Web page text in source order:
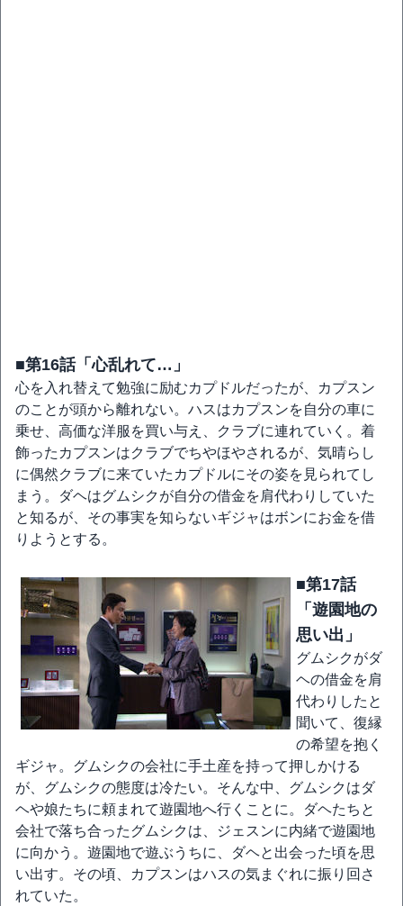
■第16話「心乱れて…」
心を入れ替えて勉強に励むカプドルだったが、カプスン
のことが頭から離れない。ハスはカプスンを自分の車に
乗せ、高価な洋服を買い与え、クラブに連れていく。着
飾ったカプスンはクラブでちやほやされるが、気晴らし
に偶然クラブに来ていたカプドルにその姿を見られてし
まう。ダヘはグムシクが自分の借金を肩代わりしていた
と知るが、その事実を知らないギジャはボンにお金を借
りようとする。
■第17話
「遊園地の
思い出」
グムシクがダ
ヘの借金を肩
代わりしたと
聞いて、復縁
の希望を抱く
ギジャ。グムシクの会社に手土産を持って押しかける
が、グムシクの態度は冷たい。そんな中、グムシクはダ
ヘや娘たちに頼まれて遊園地へ行くことに。ダヘたちと
会社で落ち合ったグムシクは、ジェスンに内緒で遊園地
に向かう。遊園地で遊ぶうちに、ダヘと出会った頃を思
い出す。その頃、カプスンはハスの気まぐれに振り回さ
れていた。